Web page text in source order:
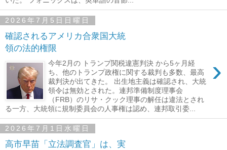
2026年7月5日日曜日
確認されるアメリカ合衆国大統
領の法的権限
›
今年2月の トランプ関税違憲判決 から5ヶ月経
ち、他のトランプ政権に関する裁判も多数、最高
裁判決が出てきた。 出生地主義は確認され、大統
領令は無効とされた。連邦準備制度理事会
（FRB）のリサ・クック理事の解任は違法とされ
る一方、大統領に規制委員会の人事権は認め、連邦取引委...
2026年7月1日水曜日
高市早苗「立法調査官」は、実